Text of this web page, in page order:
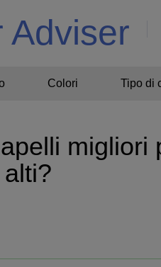
Adviser
Colori Tipo di
migliori